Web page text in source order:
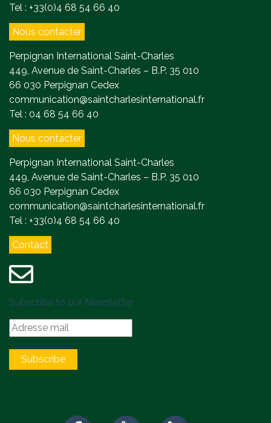
Tel : +33(0)4 68 54 66 40
Nous contacter
Perpignan International Saint-Charles
449, Avenue de Saint-Charles – B.P. 35 010
66 030 Perpignan Cedex
communication@saintcharlesinternational.fr
Tel : 04 68 54 66 40
Nous contacter
Perpignan International Saint-Charles
449, Avenue de Saint-Charles – B.P. 35 010
66 030 Perpignan Cedex
communication@saintcharlesinternational.fr
Tel : +33(0)4 68 54 66 40
Contact
Subscribe to our Newsletter
Subscribe